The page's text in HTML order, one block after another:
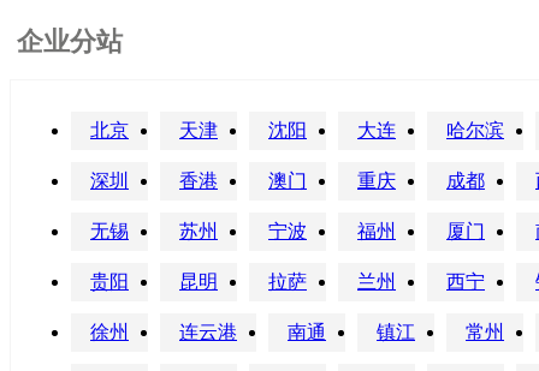
企业分站
北京 天津 沈阳 大连 哈尔滨
深圳 香港 澳门 重庆 成都
无锡 苏州 宁波 福州 厦门
贵阳 昆明 拉萨 兰州 西宁
徐州 连云港 南通 镇江 常州